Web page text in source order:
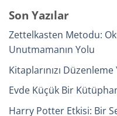
Son Yazılar
Zettelkasten Metodu:
Unutmamanın Yolu
Kitaplarınızı
Evde Küçük Bir
Harry Potter Etkisi: Bir